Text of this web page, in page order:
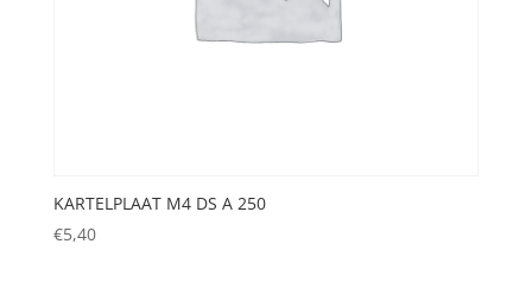
KARTELPLAAT M4 DS A 250
€5,40